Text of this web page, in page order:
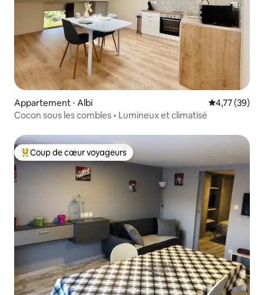
Appartement ⋅ Albi Évaluation
4,77 (39)
Cocon sous les combles • Lumineux et climatisé
Coups de cœur voyageurs les plus appréciés
Coup de cœur voyageurs